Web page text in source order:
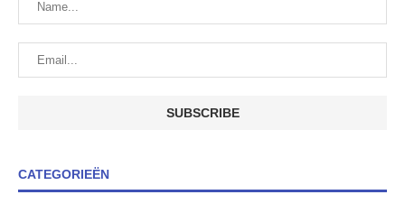
CATEGORIEËN